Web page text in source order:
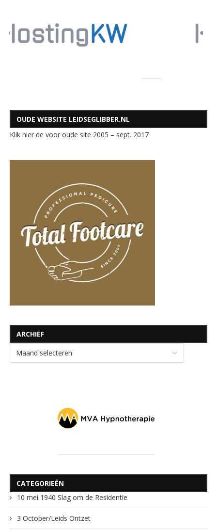
OUDE WEBSITE LEIDSEGLIBBER.NL
Klik hier de voor oude site 2005 – sept. 2017
ARCHIEF
CATEGORIEËN
10 mei 1940 Slag om de Residentie
3 October/Leids Ontzet